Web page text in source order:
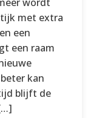
met extra
een
een raam
kan
blijft de